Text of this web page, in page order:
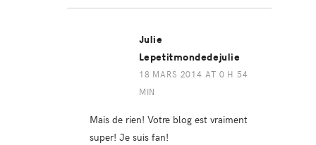
Julie
Lepetitmondedejulie
18 MARS 2014 AT 0 H 54
MIN
Mais de rien! Votre blog est vraiment
super! Je suis fan!